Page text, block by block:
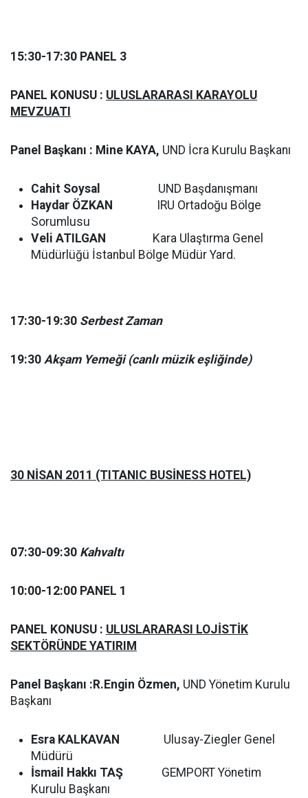
15:30-17:30 PANEL 3
PANEL KONUSU : ULUSLARARASI KARAYOLU
MEVZUATI
Panel Başkanı : Mine KAYA, UND İcra Kurulu Başkanı
Cahit Soysal
UND Başdanışmanı
Haydar ÖZKAN
IRU Ortadoğu Bölge
Sorumlusu
Veli ATILGAN
Kara Ulaştırma Genel
Müdürlüğü İstanbul Bölge Müdür Yard.
17:30-19:30 Serbest Zaman
19:30 Akşam Yemeği (canlı müzik eşliğinde)
30 NİSAN 2011 (TITANIC BUSİNESS HOTEL)
07:30-09:30 Kahvaltı
10:00-12:00 PANEL 1
PANEL KONUSU : ULUSLARARASI LOJİSTİK
SEKTÖRÜNDE YATIRIM
Panel Başkanı :R.Engin Özmen, UND Yönetim Kurulu
Başkanı
Esra KALKAVAN
Ulusay-Ziegler Genel
Müdürü
İsmail Hakkı TAŞ
GEMPORT Yönetim
Kurulu Başkanı